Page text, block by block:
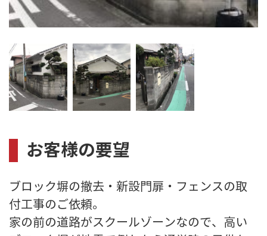
お客様の要望
ブロック塀の撤去・新設門扉・フェンスの取
付工事のご依頼。
家の前の道路がスクールゾーンなので、高い